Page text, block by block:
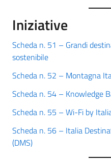
Iniziative
Scheda n. 51 – Grandi
sostenibile
Scheda n. 52 – Montagna
Scheda n. 54 – Knowledge
Scheda n. 55 – Wi-Fi by
Scheda n. 56 – Italia
(DMS)